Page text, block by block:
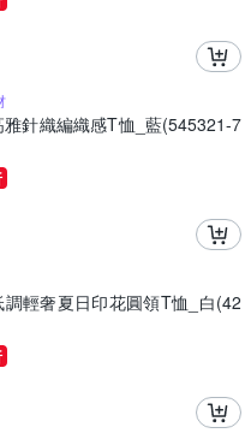
雅針織編織感T恤_藍(545321-7
調輕奢夏日印花圓領T恤_白(42